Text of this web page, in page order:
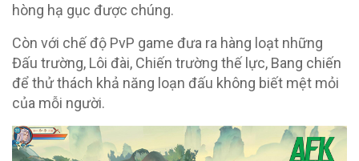
hòng hạ gục được chúng.
Còn với chế độ PvP game đưa ra hàng loạt những
Đấu trường, Lôi đài, Chiến trường thế lực, Bang chiến
để thử thách khả năng loạn đấu không biết mệt mỏi
của mỗi người.